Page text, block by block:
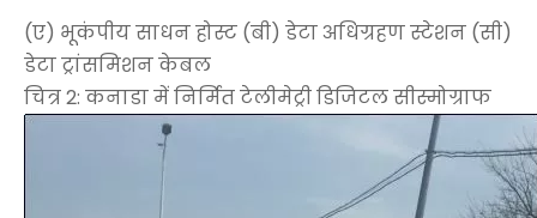
(ए) भूकंपीय साधन होस्ट (बी) डेटा अधिग्रहण स्टेशन (सी)
डेटा ट्रांसमिशन केबल
चित्र 2: कनाडा में निर्मित टेलीमेट्री डिजिटल सीस्मोग्राफ